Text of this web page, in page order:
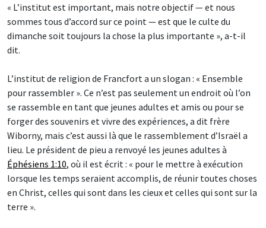
« L’institut est important, mais notre objectif — et nous
sommes tous d’accord sur ce point — est que le culte du
dimanche soit toujours la chose la plus importante », a-t-il
dit.
L’institut de religion de Francfort a un slogan : « Ensemble
pour rassembler ». Ce n’est pas seulement un endroit où l’on
se rassemble en tant que jeunes adultes et amis ou pour se
forger des souvenirs et vivre des expériences, a dit frère
Wiborny, mais c’est aussi là que le rassemblement d’Israël a
lieu. Le président de pieu a renvoyé les jeunes adultes à
Éphésiens 1:10, où il est écrit : « pour le mettre à exécution
lorsque les temps seraient accomplis, de réunir toutes choses
en Christ, celles qui sont dans les cieux et celles qui sont sur la
terre ».